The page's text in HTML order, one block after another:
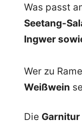
Was passt
Seetang-
Ingwer
Wer zu
Weißwein
Die Garnitur